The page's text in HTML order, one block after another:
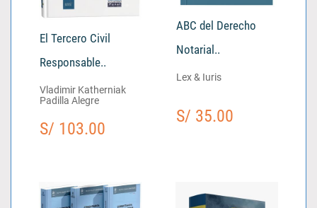
El Tercero Civil
Responsable..
Vladimir Katherniak
Padilla Alegre
S/ 103.00
ABC del Derecho
Notarial..
Lex & Iuris
S/ 35.00